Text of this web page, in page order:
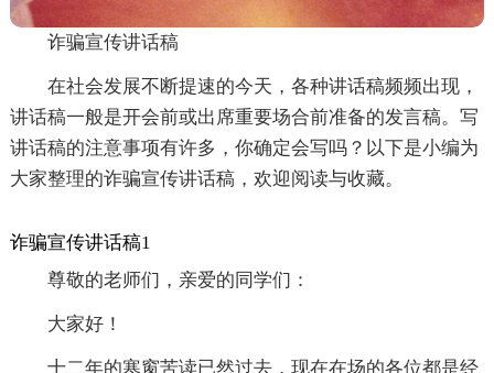
诈骗宣传讲话稿
在社会发展不断提速的今天，各种讲话稿频频出现，
讲话稿一般是开会前或出席重要场合前准备的发言稿。写
讲话稿的注意事项有许多，你确定会写吗？以下是小编为
大家整理的诈骗宣传讲话稿，欢迎阅读与收藏。
诈骗宣传讲话稿1
尊敬的老师们，亲爱的同学们：
大家好！
十二年的寒窗苦读已然过去，现在在场的各位都是经